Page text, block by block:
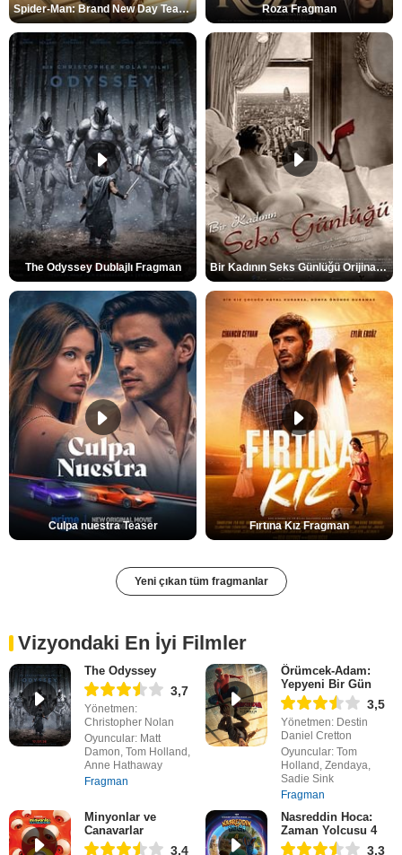
Spider-Man: Brand New Day Teaser Roza Fragman
The Odyssey Dublajlı Fragman Bir Kadının Seks Günlüğü Orijinal Fragman
Culpa nuestra Teaser Fırtına Kız Fragman
Yeni çıkan tüm fragmanlar
Vizyondaki En İyi Filmler
The Odyssey
3,7
Yönetmen:
Christopher Nolan
Oyuncular: Matt
Damon, Tom Holland,
Anne Hathaway
Fragman
Örümcek-Adam:
Yepyeni Bir Gün
3,5
Yönetmen: Destin
Daniel Cretton
Oyuncular: Tom
Holland, Zendaya,
Sadie Sink
Fragman
Minyonlar ve
Canavarlar
3,4
Nasreddin Hoca:
Zaman Yolcusu 4
3,3